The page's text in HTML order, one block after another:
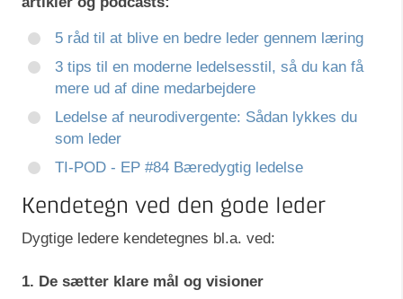
5 råd til at blive en bedre leder gennem læring
3 tips til en moderne ledelsesstil, så du kan få
mere ud af dine medarbejdere
Ledelse af neurodivergente: Sådan lykkes du
som leder
TI-POD - EP #84 Bæredygtig ledelse
Kendetegn ved den gode leder
Dygtige ledere kendetegnes bl.a. ved:
1. De sætter klare mål og visioner